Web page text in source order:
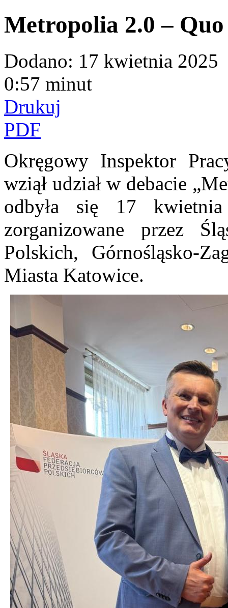
Metropolia 2.0 – Quo
Dodano: 17 kwietnia 2025
0:57 minut
Drukuj
PDF
Okręgowy Inspektor
wziął udział w debacie
odbyła się 17
zorganizowane przez
Polskich, Górnośląsko-
Miasta Katowice.